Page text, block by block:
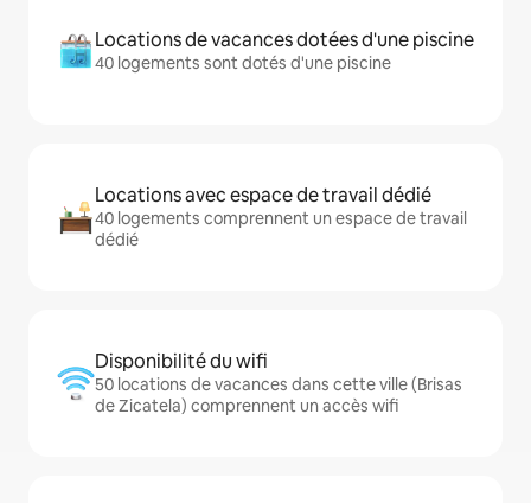
Locations de vacances dotées d'une piscine
40 logements sont dotés d'une piscine
Locations avec espace de travail dédié
40 logements comprennent un espace de travail
dédié
Disponibilité du wifi
50 locations de vacances dans cette ville (Brisas
de Zicatela) comprennent un accès wifi